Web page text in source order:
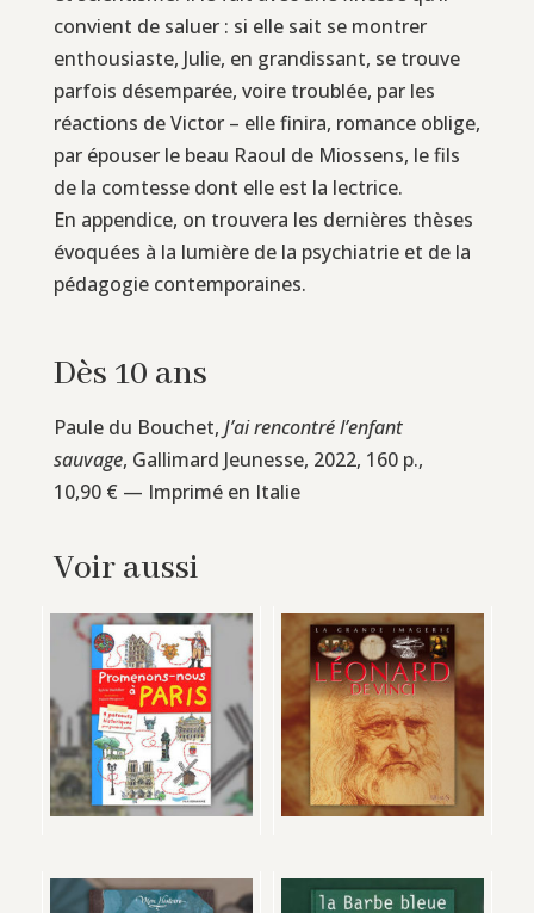
convient de saluer : si elle sait se montrer
enthousiaste, Julie, en grandissant, se trouve
parfois désemparée, voire troublée, par les
réactions de Victor – elle finira, romance oblige,
par épouser le beau Raoul de Miossens, le fils
de la comtesse dont elle est la lectrice.
En appendice, on trouvera les dernières thèses
évoquées à la lumière de la psychiatrie et de la
pédagogie contemporaines.
Dès 10 ans
Paule du Bouchet, J’ai rencontré l’enfant
sauvage, Gallimard Jeunesse, 2022, 160 p.,
10,90 € — Imprimé en Italie
Voir aussi